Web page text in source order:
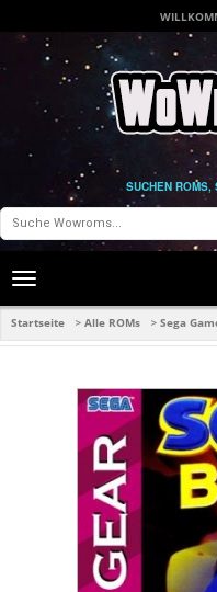
SUCHEN ROMS,
Toggle
navigation
Startseite > Alle ROMs > Sega